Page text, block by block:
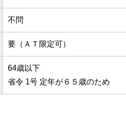
不問
要（ＡＴ限定可）
64歳以下
省令 1号 定年が６５歳のため